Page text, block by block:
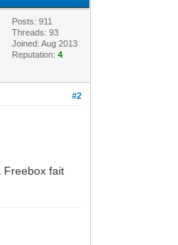
Posts: 911
Threads: 93
Joined: Aug 2013
Reputation:4
#2
Freebox fait